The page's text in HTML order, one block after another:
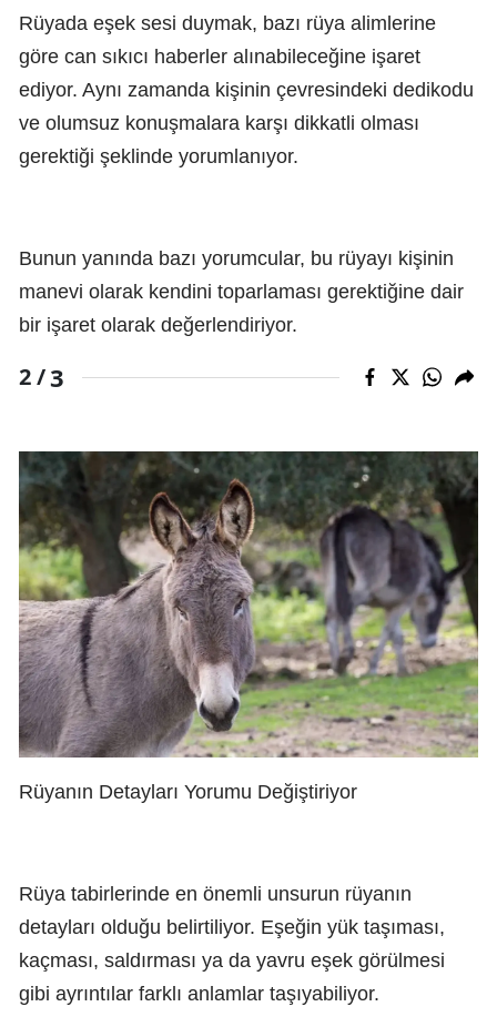
Rüyada eşek sesi duymak, bazı rüya alimlerine
göre can sıkıcı haberler alınabileceğine işaret
ediyor. Aynı zamanda kişinin çevresindeki dedikodu
ve olumsuz konuşmalara karşı dikkatli olması
gerektiği şeklinde yorumlanıyor.
Bunun yanında bazı yorumcular, bu rüyayı kişinin
manevi olarak kendini toparlaması gerektiğine dair
bir işaret olarak değerlendiriyor.
2 /3
Rüyanın Detayları Yorumu Değiştiriyor
Rüya tabirlerinde en önemli unsurun rüyanın
detayları olduğu belirtiliyor. Eşeğin yük taşıması,
kaçması, saldırması ya da yavru eşek görülmesi
gibi ayrıntılar farklı anlamlar taşıyabiliyor.